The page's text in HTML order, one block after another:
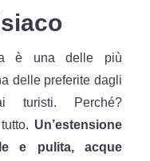
è una delle più
delle preferite dagli
Perché?
Un’estensione
e pulita, acque